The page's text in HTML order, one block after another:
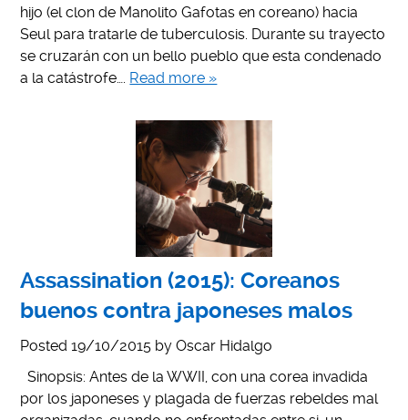
hijo (el clon de Manolito Gafotas en coreano) hacia
Seul para tratarle de tuberculosis. Durante su trayecto
se cruzarán con un bello pueblo que esta condenado
a la catástrofe…. Read more »
Assassination (2015): Coreanos
buenos contra japoneses malos
Posted19/10/2015 byOscar Hidalgo
Sinopsis: Antes de la WWII, con una corea invadida
por los japoneses y plagada de fuerzas rebeldes mal